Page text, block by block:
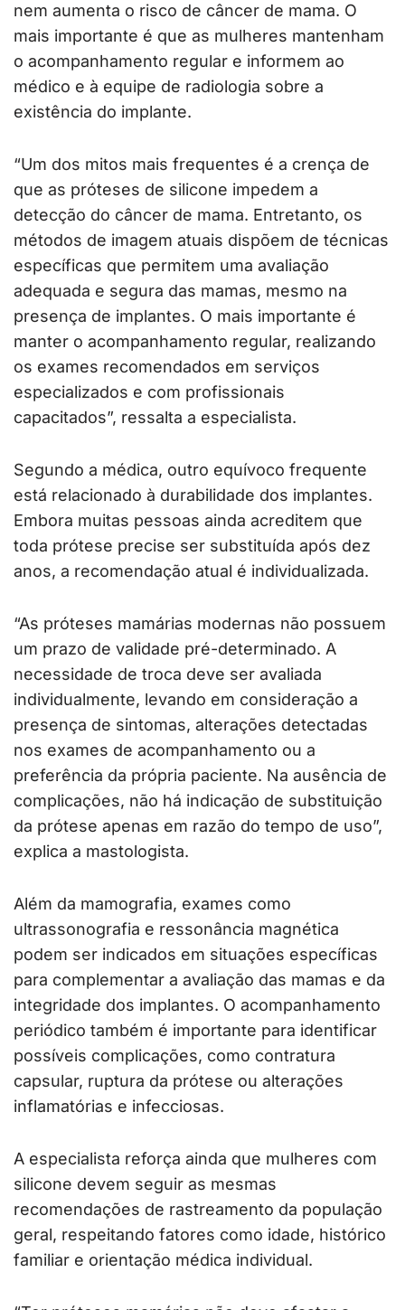
nem aumenta o risco de câncer de mama. O
mais importante é que as mulheres mantenham
o acompanhamento regular e informem ao
médico e à equipe de radiologia sobre a
existência do implante.
“Um dos mitos mais frequentes é a crença de
que as próteses de silicone impedem a
detecção do câncer de mama. Entretanto, os
métodos de imagem atuais dispõem de técnicas
específicas que permitem uma avaliação
adequada e segura das mamas, mesmo na
presença de implantes. O mais importante é
manter o acompanhamento regular, realizando
os exames recomendados em serviços
especializados e com profissionais
capacitados”, ressalta a especialista.
Segundo a médica, outro equívoco frequente
está relacionado à durabilidade dos implantes.
Embora muitas pessoas ainda acreditem que
toda prótese precise ser substituída após dez
anos, a recomendação atual é individualizada.
“As próteses mamárias modernas não possuem
um prazo de validade pré-determinado. A
necessidade de troca deve ser avaliada
individualmente, levando em consideração a
presença de sintomas, alterações detectadas
nos exames de acompanhamento ou a
preferência da própria paciente. Na ausência de
complicações, não há indicação de substituição
da prótese apenas em razão do tempo de uso”,
explica a mastologista.
Além da mamografia, exames como
ultrassonografia e ressonância magnética
podem ser indicados em situações específicas
para complementar a avaliação das mamas e da
integridade dos implantes. O acompanhamento
periódico também é importante para identificar
possíveis complicações, como contratura
capsular, ruptura da prótese ou alterações
inflamatórias e infecciosas.
A especialista reforça ainda que mulheres com
silicone devem seguir as mesmas
recomendações de rastreamento da população
geral, respeitando fatores como idade, histórico
familiar e orientação médica individual.